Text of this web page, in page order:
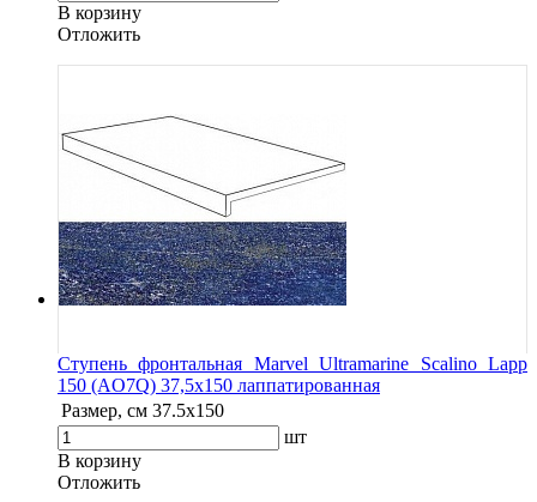
В корзину
Oтложить
Ступень фронтальная Marvel Ultramarine Scalino Lapp
150 (AO7Q) 37,5x150 лаппатированная
Размер, см 37.5x150
шт
В корзину
Oтложить